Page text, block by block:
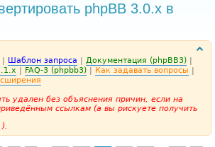
phpBB 3.0.х в
| Шаблон запроса | Документация (phpBB3) |
| FAQ-3 (phpbb3) | Как задавать вопросы |
удален без объяснения причин, если на
ссылкам (а вы рискуете получить
).